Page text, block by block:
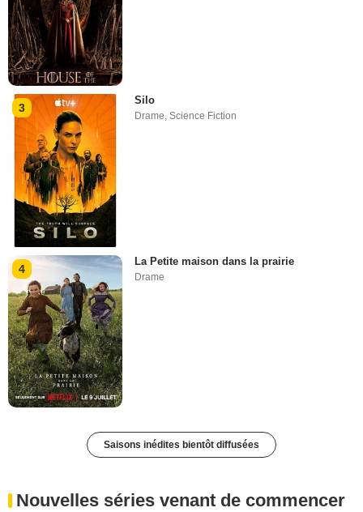
3
Silo
Drame,Science Fiction
4
La Petite maison dans la prairie
Drame
Saisons inédites bientôt diffusées
Nouvelles séries venant de commencer